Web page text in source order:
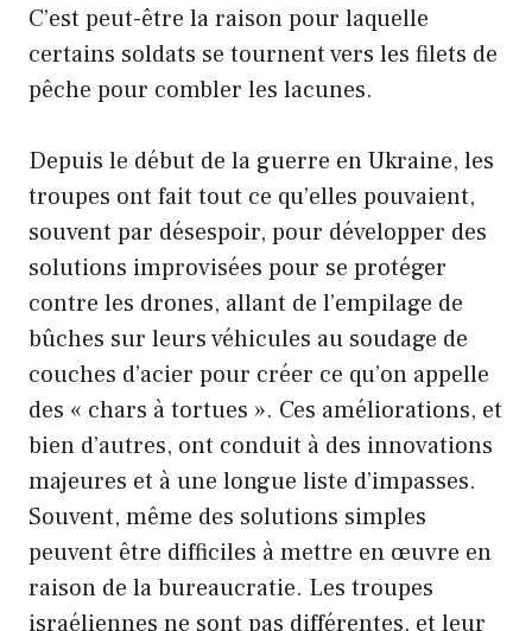
C’est peut-être la raison pour laquelle
certains soldats se tournent vers les filets de
pêche pour combler les lacunes.
Depuis le début de la guerre en Ukraine, les
troupes ont fait tout ce qu’elles pouvaient,
souvent par désespoir, pour développer des
solutions improvisées pour se protéger
contre les drones, allant de l’empilage de
bûches sur leurs véhicules au soudage de
couches d’acier pour créer ce qu’on appelle
des « chars à tortues ». Ces améliorations, et
bien d’autres, ont conduit à des innovations
majeures et à une longue liste d’impasses.
Souvent, même des solutions simples
peuvent être difficiles à mettre en œuvre en
raison de la bureaucratie. Les troupes
israéliennes ne sont pas différentes, et leur